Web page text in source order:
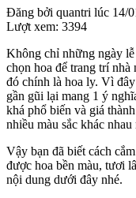
Đăng bởi quantri lúc 14/
Lượt xem: 3394
Không chỉ những ngày
chọn hoa để trang trí
đó chính là hoa ly. Vì
gần gũi lại mang 1 ý
khá phổ biến và giá
nhiều màu sắc khác
Vậy bạn đã biết cách
được hoa bền màu, tươi
nội dung dưới đây nhé.